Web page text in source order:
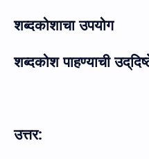
शब्दकोशाचा उपयोग
शब्दकोश पाहण्याची
उत्तर: